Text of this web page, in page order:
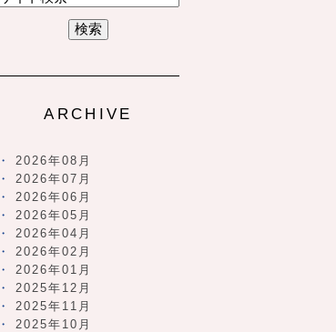
ARCHIVE
2026年08月
2026年07月
2026年06月
2026年05月
2026年04月
2026年02月
2026年01月
2025年12月
2025年11月
2025年10月